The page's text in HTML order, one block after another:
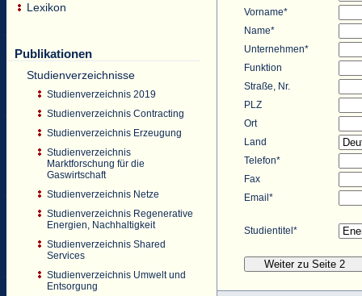
Lexikon
Publikationen
Studienverzeichnisse
Studienverzeichnis 2019
Studienverzeichnis Contracting
Studienverzeichnis Erzeugung
Studienverzeichnis
Marktforschung für die
Gaswirtschaft
Studienverzeichnis Netze
Studienverzeichnis Regenerative
Energien, Nachhaltigkeit
Studienverzeichnis Shared
Services
Studienverzeichnis Umwelt und
Entsorgung
Vorname*
Name*
Unternehmen*
Funktion
Straße, Nr.
PLZ
Ort
Land
Telefon*
Fax
Email*
Studientitel*